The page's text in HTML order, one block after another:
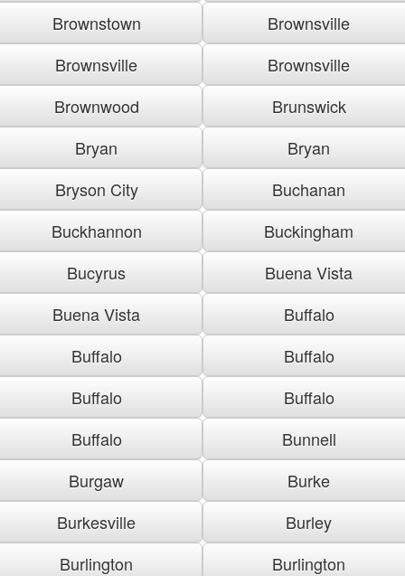
Brownstown
Brownsville
Brownsville
Brownsville
Brownwood
Brunswick
Bryan
Bryan
Bryson City
Buchanan
Buckhannon
Buckingham
Bucyrus
Buena Vista
Buena Vista
Buffalo
Buffalo
Buffalo
Buffalo
Buffalo
Buffalo
Bunnell
Burgaw
Burke
Burkesville
Burley
Burlington
Burlington